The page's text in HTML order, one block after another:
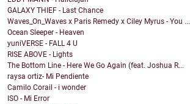
GALAXY THIEF - Last Chance
Waves_On_Waves x Paris Remedy x Ciley Myrus - You ...
Ocean Sleeper - Heaven
yuniVERSE - FALL 4 U
RISE ABOVE - Lights
The Bottom Line - Here We Go Again (feat. Joshua R...
raysa ortiz- Mi Pendiente
Camilo Corail - i wonder
ISO - Mi Error